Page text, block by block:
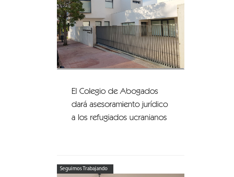
El Colegio de Abogados
dará asesoramiento jurídico
a los refugiados ucranianos
Seguimos Trabajando